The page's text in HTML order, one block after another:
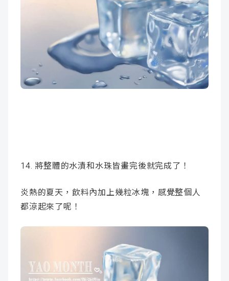
14. 將整體的水漬和水珠皆畫完後就完成了！
炎熱的夏天，飲料內加上幾粒冰塊，感覺整個人
都涼起來了呢！